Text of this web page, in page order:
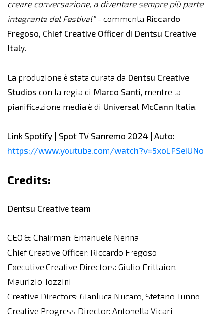
creare conversazione, a diventare sempre più parte
integrante del Festival” -commenta Riccardo
Fregoso, Chief Creative Officer di Dentsu Creative
Italy.
La produzione è stata curata da Dentsu Creative
Studios con la regia di Marco Santi, mentre la
pianificazione media è di Universal McCann Italia.
Link Spotify | Spot TV Sanremo 2024 | Auto:
https://www.youtube.com/watch?v=5xoLPSeiUNo
Credits:
Dentsu Creative team
CEO & Chairman: Emanuele Nenna
Chief Creative Officer: Riccardo Fregoso
Executive Creative Directors: Giulio Frittaion,
Maurizio Tozzini
Creative Directors: Gianluca Nucaro, Stefano Tunno
Creative Progress Director: Antonella Vicari